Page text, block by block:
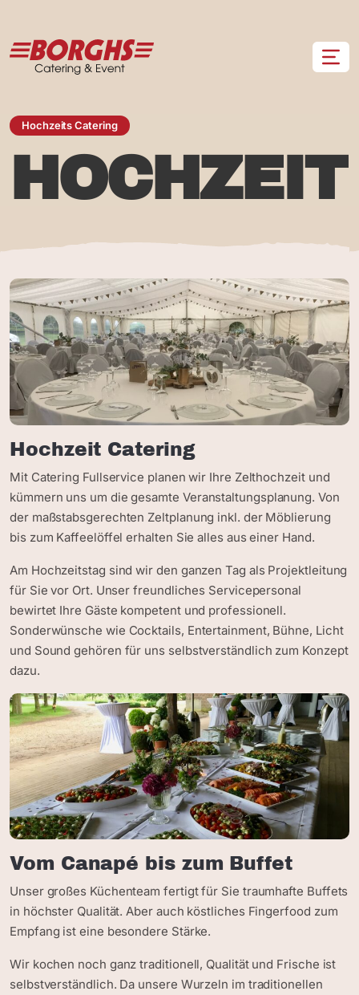
Hochzeits Catering
HOCHZEIT
Hochzeit Catering
Mit Catering Fullservice planen wir Ihre Zelthochzeit und
kümmern uns um die gesamte Veranstaltungsplanung. Von
der maßstabsgerechten Zeltplanung inkl. der Möblierung
bis zum Kaffeelöffel erhalten Sie alles aus einer Hand.
Am Hochzeitstag sind wir den ganzen Tag als Projektleitung
für Sie vor Ort. Unser freundliches Servicepersonal
bewirtet Ihre Gäste kompetent und professionell.
Sonderwünsche wie Cocktails, Entertainment, Bühne, Licht
und Sound gehören für uns selbstverständlich zum Konzept
dazu.
Vom Canapé bis zum Buffet
Unser großes Küchenteam fertigt für Sie traumhafte Buffets
in höchster Qualität. Aber auch köstliches Fingerfood zum
Empfang ist eine besondere Stärke.
Wir kochen noch ganz traditionell, Qualität und Frische ist
selbstverständlich. Da unsere Wurzeln im traditionellen